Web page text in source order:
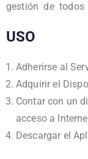
gestión de todos
USO
Adherirse al
Adquirir el
Contar con un
acceso a
Descargar el